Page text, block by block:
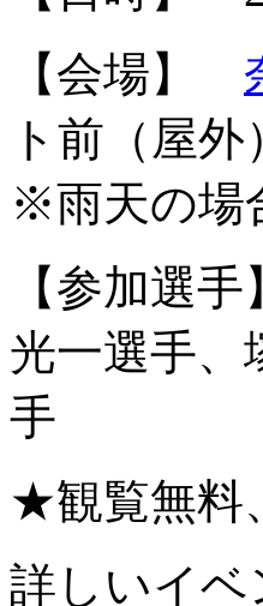
【会場】
ト前（屋外
※雨天の場
【参加選
光一選手、
手
★観覧無料
詳しいイ